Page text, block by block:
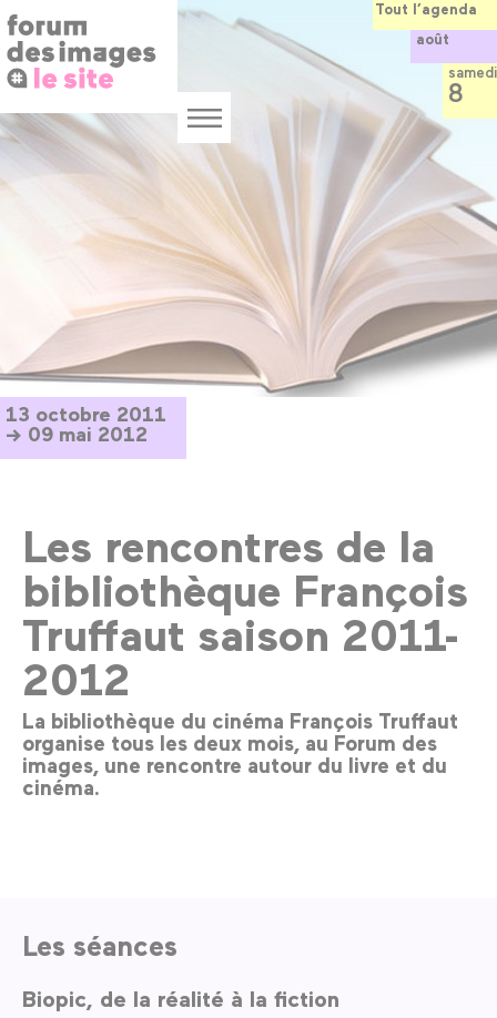
Panneau de gestion des cookies
au
contenu
principal
Menu
13 octobre 2011
→ 09 mai 2012
Les rencontres de la
bibliothèque François
Truffaut saison 2011-
2012
La bibliothèque du cinéma François Truffaut
organise tous les deux mois, au Forum des
images, une rencontre autour du livre et du
cinéma.
Les séances
Biopic, de la réalité à la fiction
Tout l’agenda
août
samedi
8